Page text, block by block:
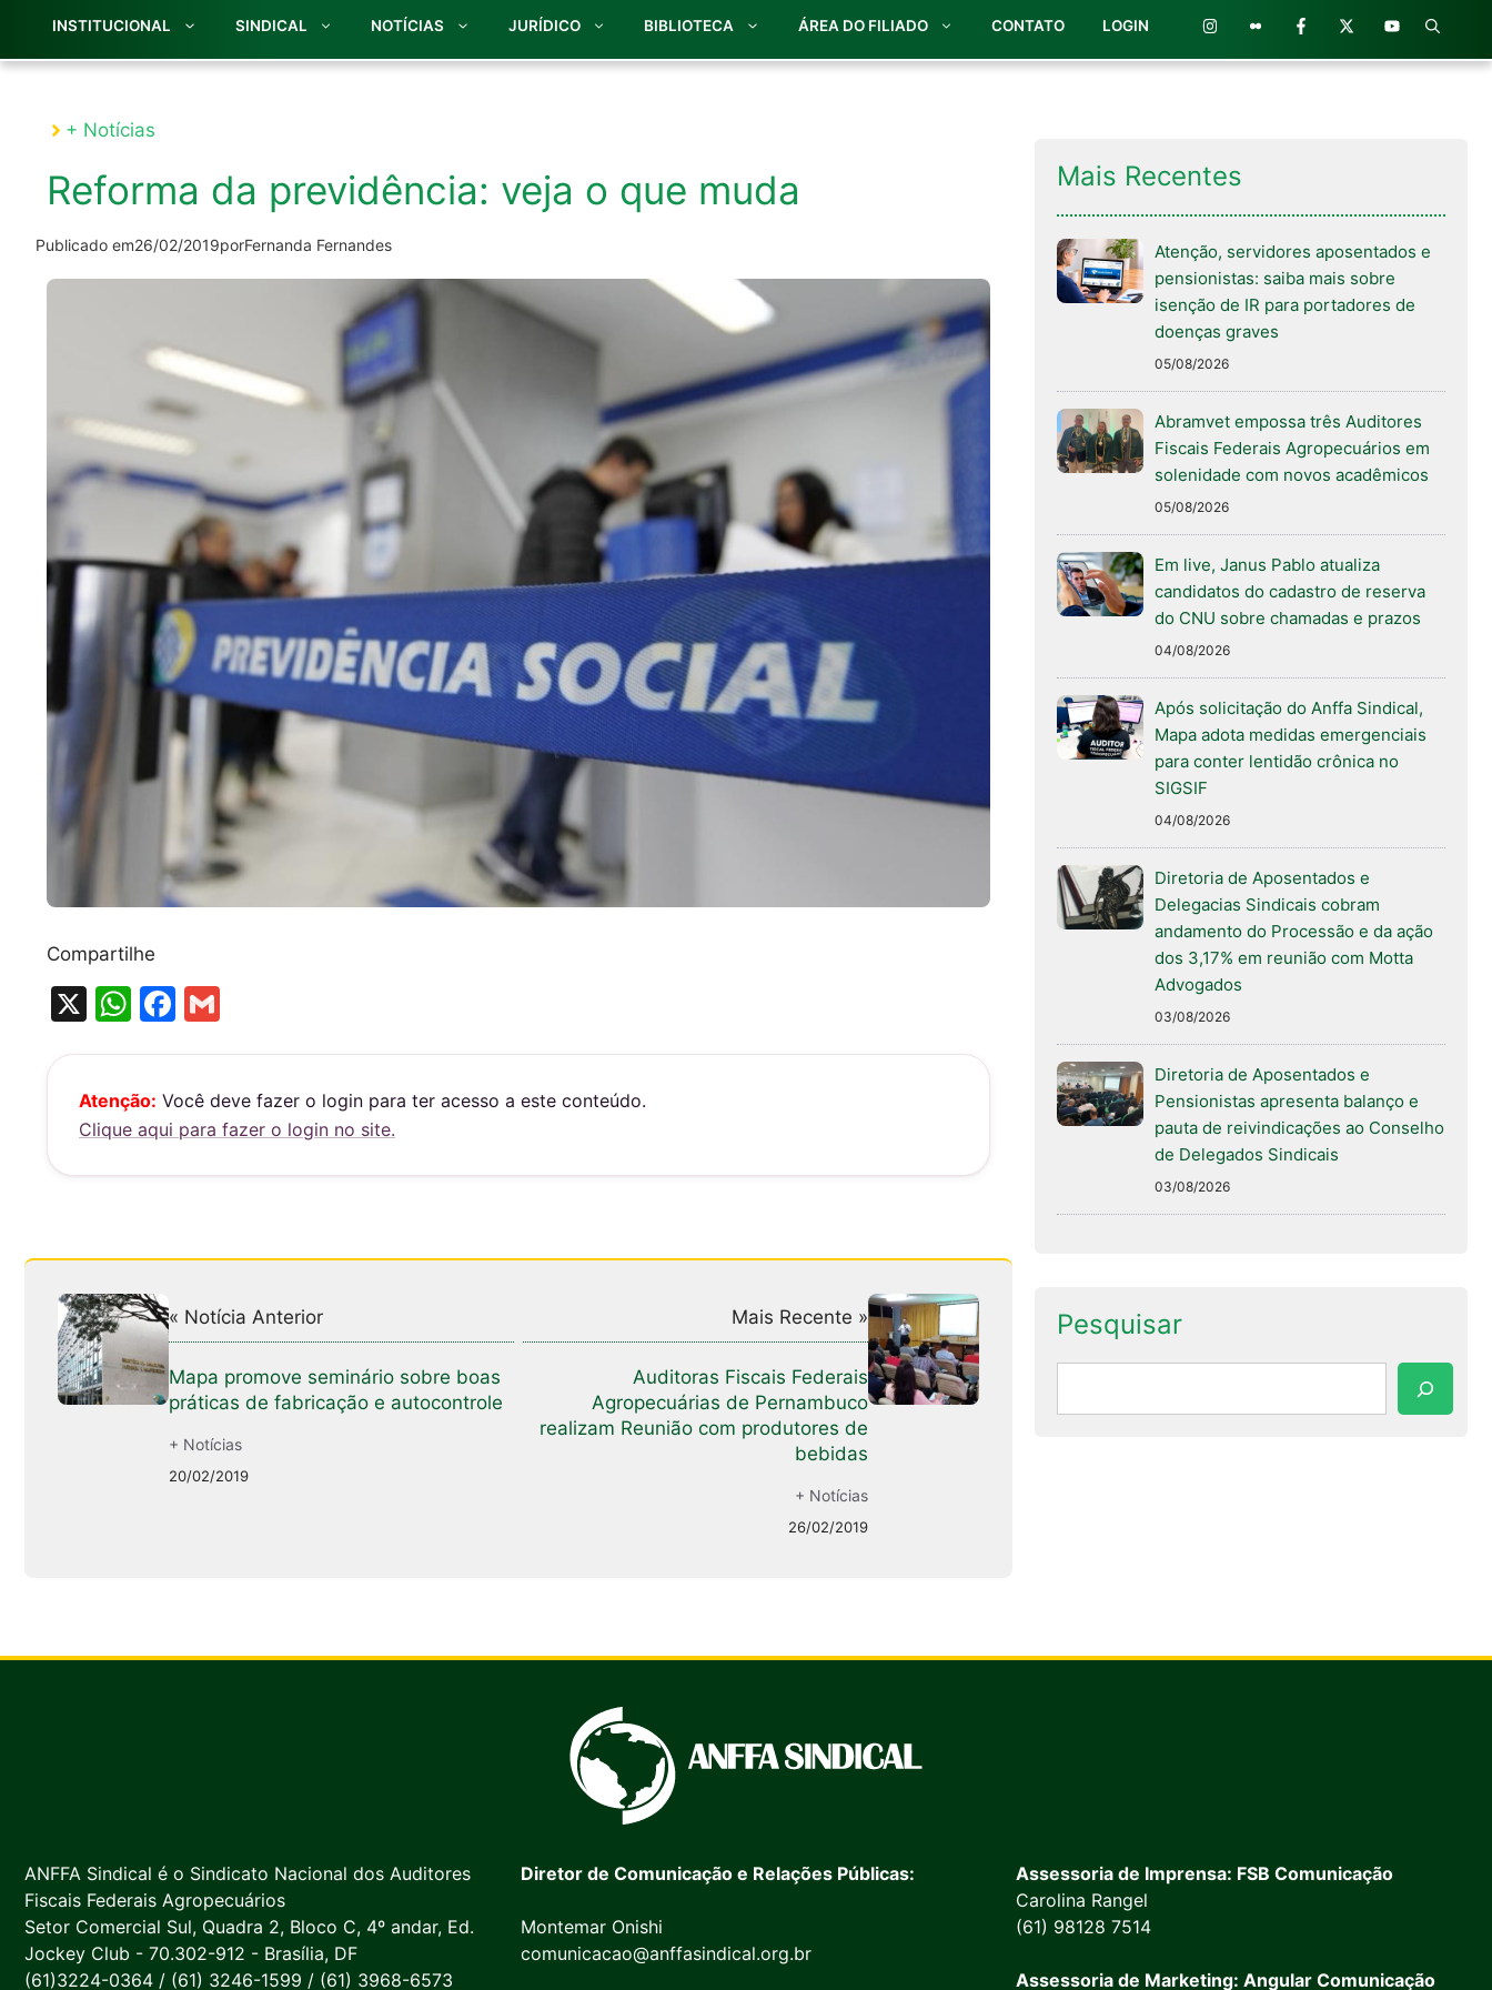
INSTITUCIONAL SINDICAL NOTÍCIAS JURÍDICO BIBLIOTECA ÁREA DO FILIADO CONTATO LOGIN
+ Notícias
Reforma da previdência: veja o que muda
Publicado em26/02/2019porFernanda Fernandes
Compartilhe
X
W
s
A
p
F
e
b
o
k
l
Atenção: Você deve fazer o login para ter acesso a este conteúdo.
Clique aqui para fazer o login no site.
« Notícia Anterior
Mapa promove seminário sobre boas
práticas de fabricação e autocontrole
+ Notícias
20/02/2019
Mais Recente »
Auditoras Fiscais Federais
Agropecuárias de Pernambuco
realizam Reunião com produtores de
bebidas
+ Notícias
26/02/2019
Mais Recentes
Atenção, servidores aposentados e
pensionistas: saiba mais sobre
isenção de IR para portadores de
doenças graves
05/08/2026
Abramvet empossa três Auditores
Fiscais Federais Agropecuários em
solenidade com novos acadêmicos
05/08/2026
Em live, Janus Pablo atualiza
candidatos do cadastro de reserva
do CNU sobre chamadas e prazos
04/08/2026
Após solicitação do Anffa Sindical,
Mapa adota medidas emergenciais
para conter lentidão crônica no
SIGSIF
04/08/2026
Diretoria de Aposentados e
Delegacias Sindicais cobram
andamento do Processão e da ação
dos 3,17% em reunião com Motta
Advogados
03/08/2026
Diretoria de Aposentados e
Pensionistas apresenta balanço e
pauta de reivindicações ao Conselho
de Delegados Sindicais
03/08/2026
Pesquisar
ANFFA Sindical é o Sindicato Nacional dos Auditores
Fiscais Federais Agropecuários
Setor Comercial Sul, Quadra 2, Bloco C, 4º andar, Ed.
Jockey Club - 70.302-912 - Brasília, DF
(61)3224-0364 / (61) 3246-1599 / (61) 3968-6573
Diretor de Comunicação e Relações Públicas:
Montemar Onishi
comunicacao@anffasindical.org.br
Assessoria de Imprensa: FSB Comunicação
Carolina Rangel
(61) 98128 7514
Assessoria de Marketing: Angular Comunicação